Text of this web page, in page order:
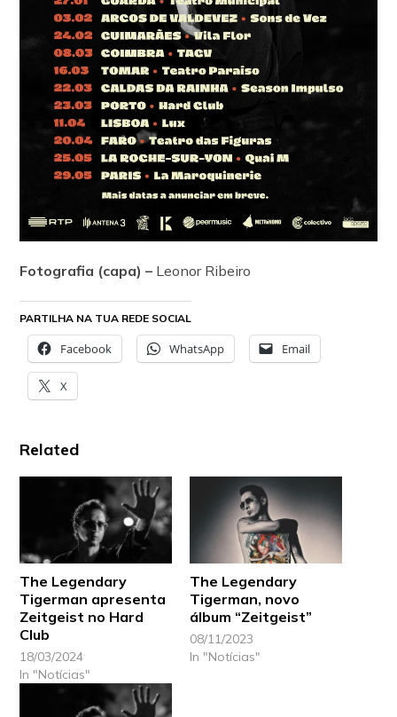
Fotografia (capa) – Leonor Ribeiro
PARTILHA NA TUA REDE SOCIAL
Facebook WhatsApp Email
X
Related
The Legendary
Tigerman apresenta
Zeitgeist no Hard
Club
18/03/2024
In "Notícias"
The Legendary
Tigerman, novo
álbum “Zeitgeist”
08/11/2023
In "Notícias"